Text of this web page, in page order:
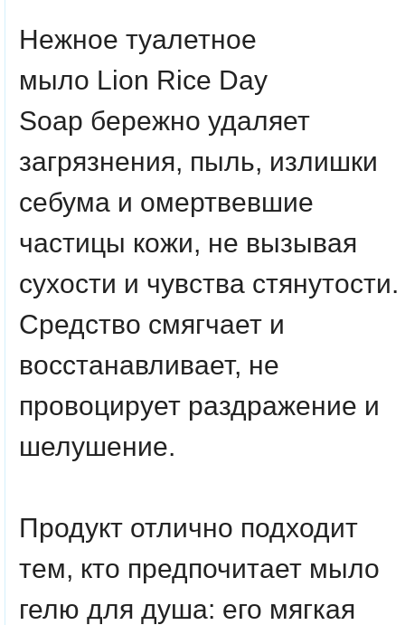
Нежное туалетное
мыло Lion Rice Day
Soap бережно удаляет
загрязнения, пыль, излишки
себума и омертвевшие
частицы кожи, не вызывая
сухости и чувства стянутости.
Средство смягчает и
восстанавливает, не
провоцирует раздражение и
шелушение.
Продукт отлично подходит
тем, кто предпочитает мыло
гелю для душа: его мягкая